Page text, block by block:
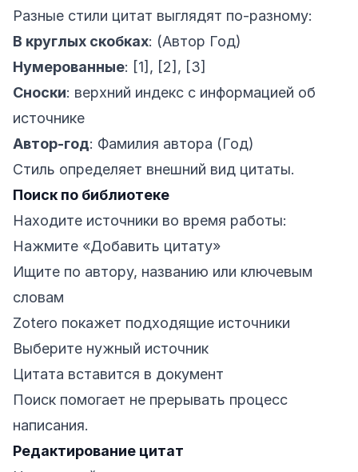
Разные стили цитат выглядят по-разному:
В круглых скобках: (Автор Год)
Нумерованные: [1], [2], [3]
Сноски: верхний индекс с информацией об
источнике
Автор-год: Фамилия автора (Год)
Стиль определяет внешний вид цитаты.
Поиск по библиотеке
Находите источники во время работы:
Нажмите «Добавить цитату»
Ищите по автору, названию или ключевым
словам
Zotero покажет подходящие источники
Выберите нужный источник
Цитата вставится в документ
Поиск помогает не прерывать процесс
написания.
Редактирование цитат